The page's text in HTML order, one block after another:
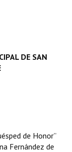
DE SAN
de Honor”
Fernández de